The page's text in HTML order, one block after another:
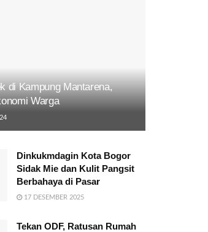
di Kampung Mantarena,
Warga
Dinkukmdagin Kota Bogor
Sidak Mie dan Kulit Pangsit
Berbahaya di Pasar
17 DESEMBER 2025
Tekan ODF, Ratusan Rumah